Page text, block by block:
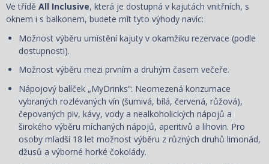
Ve třídě All Inclusive, která je dostupná v kajutách vnitřních, s
oknem i s balkonem, budete mít tyto výhody navíc:
Možnost výběru umístění kajuty v okamžiku rezervace (podle
dostupnosti).
Možnost výběru mezi prvním a druhým časem večeře.
Nápojový balíček „MyDrinks“: Neomezená konzumace
vybraných rozlévaných vín (šumivá, bílá, červená, růžová),
čepovaných piv, kávy, vody a nealkoholických nápojů a
širokého výběru míchaných nápojů, aperitivů a lihovin. Pro
osoby mladší 18 let možnost výběru z různých druhů limonád,
džusů a výborné horké čokolády.